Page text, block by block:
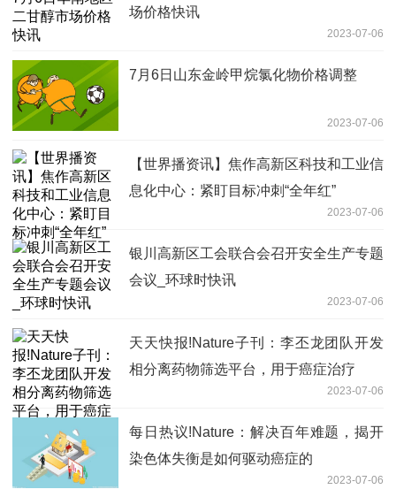
场价格快讯
2023-07-06
7月6日山东金岭甲烷氯化物价格调整
2023-07-06
【世界播资讯】焦作高新区科技和工业信
息化中心：紧盯目标冲刺“全年红”
2023-07-06
银川高新区工会联合会召开安全生产专题
会议_环球时快讯
2023-07-06
天天快报!Nature子刊：李丕龙团队开发
相分离药物筛选平台，用于癌症治疗
2023-07-06
每日热议!Nature：解决百年难题，揭开
染色体失衡是如何驱动癌症的
2023-07-06